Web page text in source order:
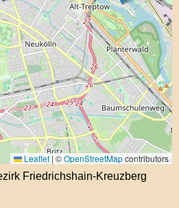
Leaflet | ©OpenStreetMapcontributors
Friedrichshain-Kreuzberg